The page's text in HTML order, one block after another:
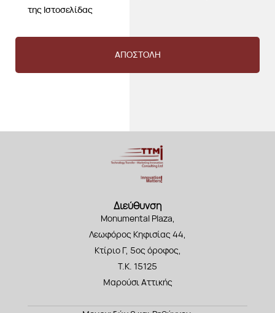
της Ιστοσελίδας
ΑΠΟΣΤΟΛΗ
Διεύθυνση
Monumental Plaza,
Λεωφόρος Κηφισίας 44,
Κτίριο Γ, 5ος όροφος,
Τ.Κ. 15125
Μαρούσι Αττικής